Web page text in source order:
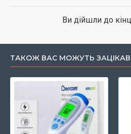
Ви дійшли до
ТАКОЖ ВАС МОЖУТЬ